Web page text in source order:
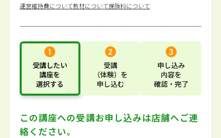
運営維持費について教材について保険料について
受講したい
講座を
選択する
受講
（体験） を
申し込む
申し込み
内容を
確認・完了
この講座への受講お申し込みは店舗へご連
絡ください。